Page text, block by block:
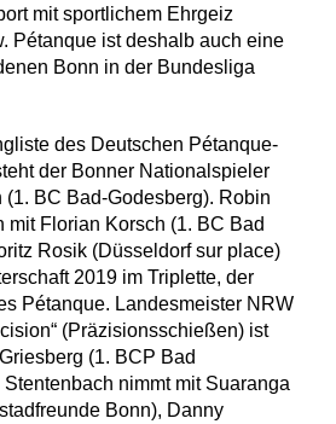
mit sportlichem Ehrgeiz
Pétanque ist deshalb auch eine
Bonn in der Bundesliga
des Deutschen Pétanque-
der Bonner Nationalspieler
(1. BC Bad-Godesberg). Robin
mit Florian Korsch (1. BC Bad
Rosik (Düsseldorf sur place)
2019 im Triplette, der
Pétanque. Landesmeister NRW
(Präzisionsschießen) ist
(1. BCP Bad
nimmt mit Suaranga
Bonn), Danny